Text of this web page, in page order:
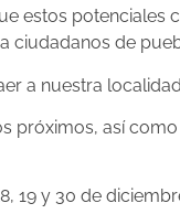
estos
ciudadanos de
a nuestra
próximos, así
19 y 30 de